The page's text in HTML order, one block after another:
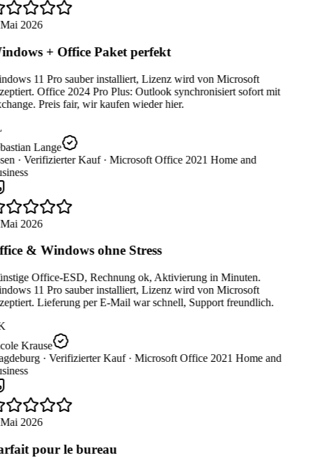
2026
+ Office Paket perfekt
11 Pro sauber installiert, Lizenz wird von Microsoft
Office 2024 Pro Plus: Outlook synchronisiert sofort mit
Preis fair, wir kaufen wieder hier.
Lange
· Verifizierter Kauf · Microsoft Office 2021 Home and
2026
& Windows ohne Stress
Office-ESD, Rechnung ok, Aktivierung in Minuten.
11 Pro sauber installiert, Lizenz wird von Microsoft
Lieferung per E-Mail war schnell, Support freundlich.
Krause
· Verifizierter Kauf · Microsoft Office 2021 Home and
2026
pour le bureau